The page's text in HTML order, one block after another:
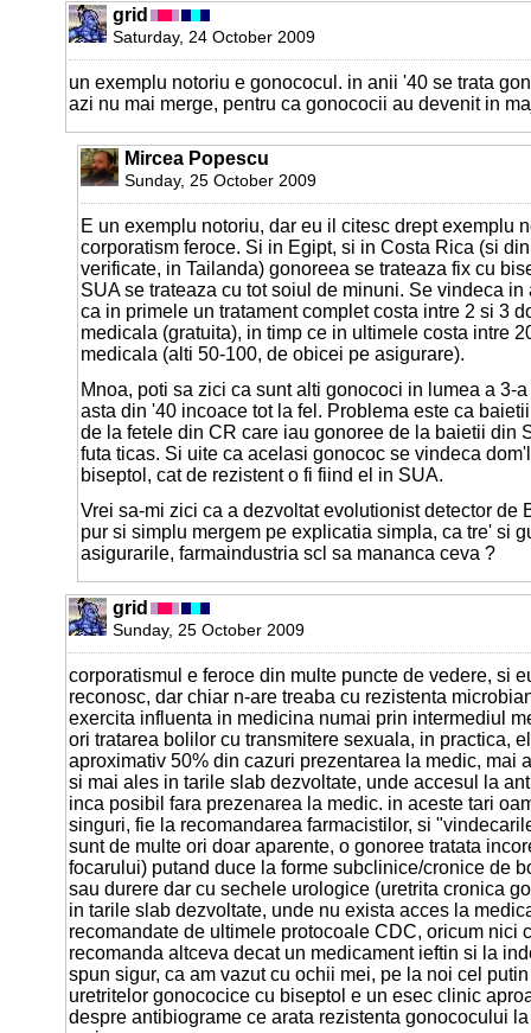
grid
Saturday, 24 October 2009
un exemplu notoriu e gonococul. in anii '40 se trata
azi nu mai merge, pentru ca gonococii au devenit in
Mircea Popescu
Sunday, 25 October 2009
E un exemplu notoriu, dar eu il citesc drept exemplu
corporatism feroce. Si in Egipt, si in Costa Rica (si
verificate, in Tailanda) gonoreea se trateaza fix cu
SUA se trateaza cu tot soiul de minuni. Se vindeca
ca in primele un tratament complet costa intre 2 si 3
medicala (gratuita), in timp ce in ultimele costa intre
medicala (alti 50-100, de obicei pe asigurare).
Mnoa, poti sa zici ca sunt alti gonococi in lumea a 3-
asta din '40 incoace tot la fel. Problema este ca
de la fetele din CR care iau gonoree de la baietii din
futa ticas. Si uite ca acelasi gonococ se vindeca
biseptol, cat de rezistent o fi fiind el in SUA.
Vrei sa-mi zici ca a dezvoltat evolutionist detector de
pur si simplu mergem pe explicatia simpla, ca tre' si
asigurarile, farmaindustria scl sa mananca ceva ?
grid
Sunday, 25 October 2009
corporatismul e feroce din multe puncte de vedere, si
reconosc, dar chiar n-are treaba cu rezistenta
exercita influenta in medicina numai prin intermediul
ori tratarea bolilor cu transmitere sexuala, in practica,
aproximativ 50% din cazuri prezentarea la medic, mai
si mai ales in tarile slab dezvoltate, unde accesul la
inca posibil fara prezenarea la medic. in aceste tari
singuri, fie la recomandarea farmacistilor, si
sunt de multe ori doar aparente, o gonoree tratata
focarului) putand duce la forme subclinice/cronice de
sau durere dar cu sechele urologice (uretrita cronica
in tarile slab dezvoltate, unde nu exista acces la
recomandate de ultimele protocoale CDC, oricum nici
recomanda altceva decat un medicament ieftin si la
spun sigur, ca am vazut cu ochii mei, pe la noi cel
uretritelor gonococice cu biseptol e un esec clinic
despre antibiograme ce arata rezistenta gonococului